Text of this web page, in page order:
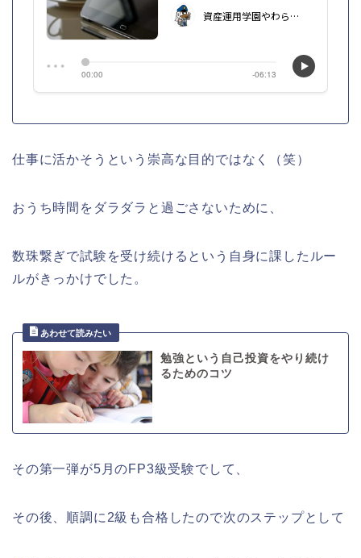
仕事に活かそうという崇高な目的ではなく（笑）
おうち時間をダラダラと過ごさないために、
数珠繋ぎで試験を受け続けるという自身に課したルー
ルがきっかけでした。
勉強という自己投資をやり続け
るためのコツ
その第一弾が5月のFP3級受験でして、
その後、順調に2級も合格したので次のステップとして